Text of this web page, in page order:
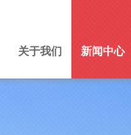
关于我们 新闻中心